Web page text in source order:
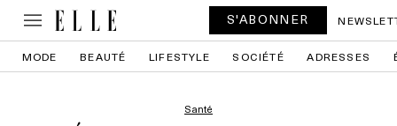
S'ABONNER
MODE BEAUTÉ LIFESTYLE SOCIÉTÉ ADRESSES
Santé